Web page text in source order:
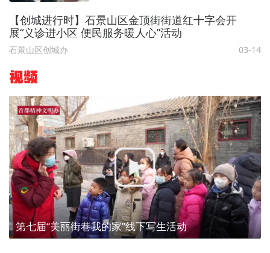
【创城进行时】石景山区金顶街街道红十字会开
展“义诊进小区 便民服务暖人心”活动
石景山区创城办 03-14
视频
第七届“美丽街巷我的家”线下写生活动